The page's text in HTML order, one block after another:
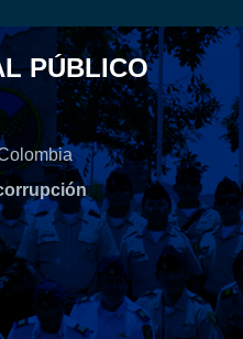
PÚBLICO